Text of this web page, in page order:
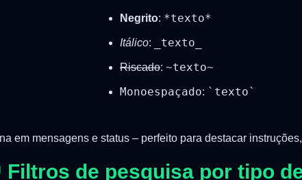
Negrito: *texto*
Itálico: _texto_
Riscado: ~texto~
Monoespaçado: `texto`
em mensagens e status – perfeito para destacar
Filtros de pesquisa por tipo